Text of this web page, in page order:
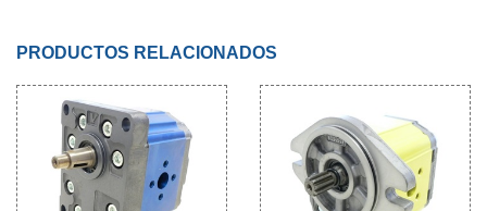
PRODUCTOS RELACIONADOS